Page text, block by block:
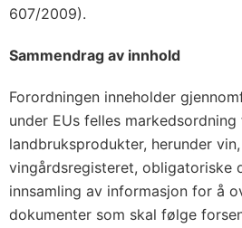
607/2009).
Sammendrag av innhold
Forordningen inneholder
under EUs felles markedsordning
landbruksprodukter, herunder
vingårdsregisteret, obligatoriske
innsamling av informasjon for å
dokumenter som skal følge